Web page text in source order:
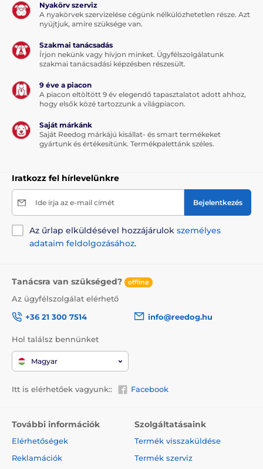
Nyakörv szerviz
A nyakörvek szervizelése cégünk nélkülözhetetlen része. Azt
nyújtjuk, amire szüksége van.
Szakmai tanácsadás
Írjon nekünk vagy hívjon minket. Ügyfélszolgálatunk
szakmai tanácsadási képzésben részesült.
9 éve a piacon
A piacon eltöltött 9 év elegendő tapasztalatot adott ahhoz,
hogy elsők közé tartozzunk a világpiacon.
Saját márkánk
Saját Reedog márkájú kisállat- és smart termékeket
gyártunk és értékesítünk. Termékpalettánk széles.
Iratkozz fel hírlevelünkre
Ide írja az e-mail címét Bejelentkezés
Az űrlap elküldésével hozzájárulok személyes
adataim feldolgozásához.
Tanácsra van szükséged? offline
Az ügyfélszolgálat elérhető
+36 21 300 7514
info@reedog.hu
Hol találsz bennünket
Magyar
Itt is elérhetőek vagyunk:: Facebook
További információk
Elérhetőségek
Reklamációk
Szolgáltatásaink
Termék visszaküldése
Termék szerviz